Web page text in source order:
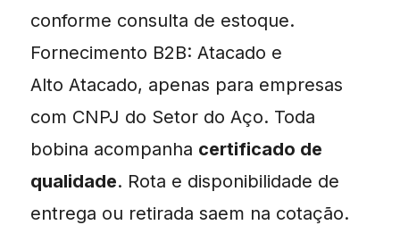
conforme consulta de estoque.
Fornecimento B2B: Atacado e
Alto Atacado, apenas para empresas
com CNPJ do Setor do Aço. Toda
bobina acompanha certificado de
qualidade. Rota e disponibilidade de
entrega ou retirada saem na cotação.